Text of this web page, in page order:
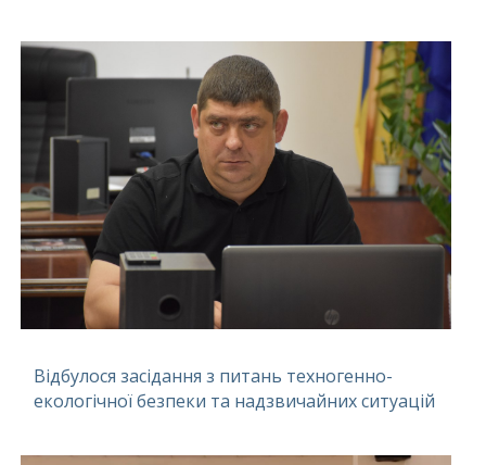
Відбулося засідання з питань техногенно-
екологічної безпеки та надзвичайних ситуацій